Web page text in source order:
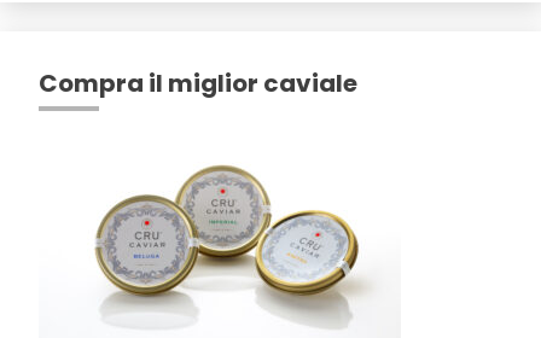
Compra il miglior caviale